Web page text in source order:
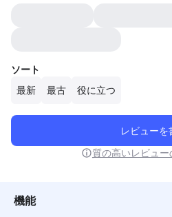
ソート
最新
最古 役に立つ
レビューを
質の高いレビュー
機能